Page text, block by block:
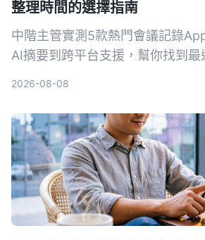
整理時間的選擇指南
中階主管實測5款熱門會議記錄
AI摘要到跨平台支援，幫你找到最
2026-08-08